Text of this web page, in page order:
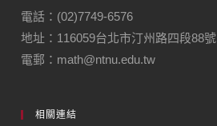
電話：(02)7749-6576
地址：116059台北市汀州路四段88號
電郵：math@ntnu.edu.tw
相關連結